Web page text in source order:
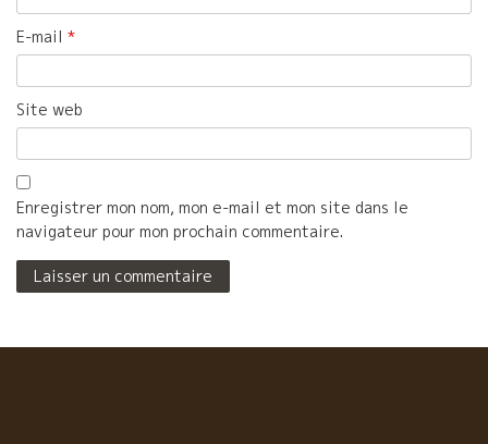
E-mail *
Site web
Enregistrer mon nom, mon e-mail et mon site dans le
navigateur pour mon prochain commentaire.